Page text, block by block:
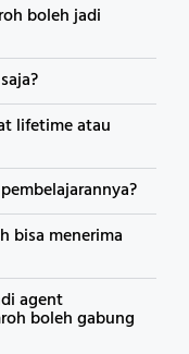
boleh jadi
lifetime atau
bisa menerima
agent
boleh gabung